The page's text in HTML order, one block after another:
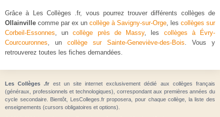
Grâce à Les Collèges .fr, vous pourrez trouver différents collèges de
Ollainville comme par ex un collège à Savigny-sur-Orge, les collèges sur
Corbeil-Essonnes, uncollège près de Massy, les collèges à Évry-
Courcouronnes, un collège sur Sainte-Geneviève-des-Bois. Vous y
retrouverez toutes les fiches demandées.
Les Collèges .fr est un site internet exclusivement dédié aux collèges français
(généraux, professionnels et technologiques), correspondant aux premières années du
cycle secondaire. Bientôt, LesColleges.fr proposera, pour chaque collège, la liste des
enseignements (cursors obligatoires et options).